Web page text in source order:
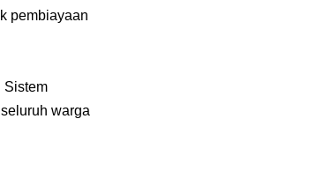
pembiayaan
Sistem
warga